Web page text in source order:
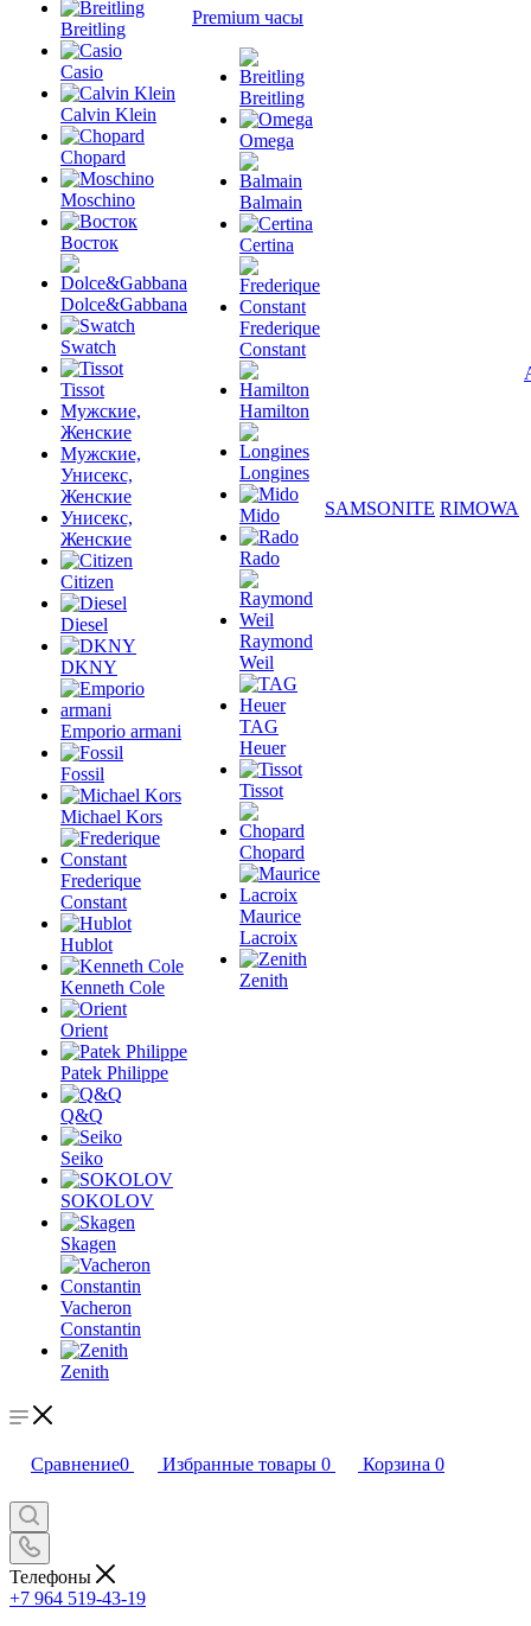
Breitling
Casio
Calvin Klein
Chopard
Moschino
Восток
Dolce&Gabbana
Swatch
Tissot
Мужские,
Женские
Мужские,
Унисекс,
Женские
Унисекс,
Женские
Citizen
Diesel
DKNY
Emporio armani
Fossil
Michael Kors
Frederique
Constant
Hublot
Kenneth Cole
Orient
Patek Philippe
Q&Q
Seiko
SOKOLOV
Skagen
Vacheron
Constantin
Zenith
Premium часы
Breitling
Omega
Balmain
Certina
Frederique
Constant
Hamilton
Longines
Mido
Rado
Raymond
Weil
TAG
Heuer
Tissot
Chopard
Maurice
Lacroix
Zenith
SAMSONITE RIMOWA
Сравнение0 Избранные товары 0 Корзина 0
Телефоны
+7 964 519-43-19